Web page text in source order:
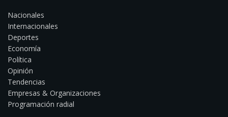
Nacionales
Internacionales
Deportes
Economía
Política
Opinión
Tendencias
Empresas & Organizaciones
Programación radial